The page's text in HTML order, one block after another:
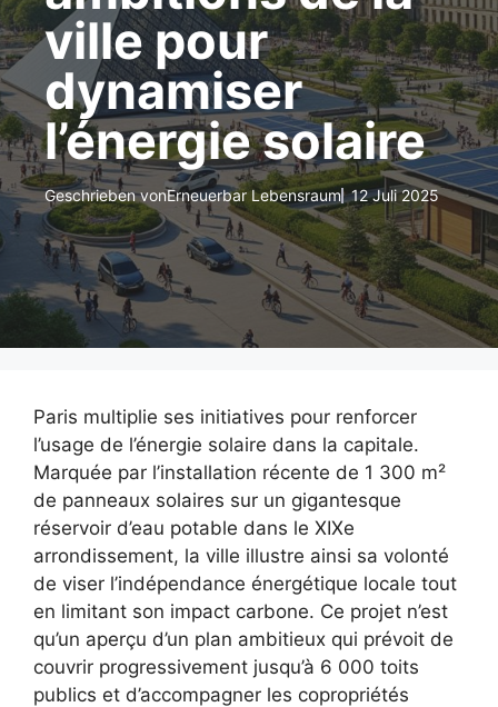
ville pour
dynamiser
l’énergie solaire
Geschrieben vonErneuerbar Lebensraum 12 Juli 2025
Paris multiplie ses initiatives pour renforcer
l’usage de l’énergie solaire dans la capitale.
Marquée par l’installation récente de 1 300 m²
de panneaux solaires sur un gigantesque
réservoir d’eau potable dans le XIXe
arrondissement, la ville illustre ainsi sa volonté
de viser l’indépendance énergétique locale tout
en limitant son impact carbone. Ce projet n’est
qu’un aperçu d’un plan ambitieux qui prévoit de
couvrir progressivement jusqu’à 6 000 toits
publics et d’accompagner les copropriétés